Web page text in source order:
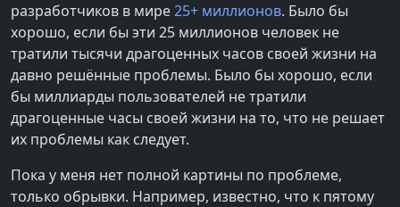
разработчиков в мире25+ миллионов. Было бы
хорошо, если бы эти 25 миллионов человек не
тратили тысячи драгоценных часов своей жизни на
давно решённые проблемы. Было бы хорошо, если
бы миллиарды пользователей не тратили
драгоценные часы своей жизни на то, что не решает
их проблемы как следует.
Пока у меня нет полной картины по проблеме,
только обрывки. Например, известно, что к пятому